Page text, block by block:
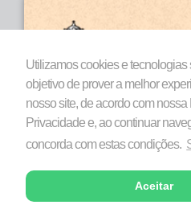
Utilizamos cookies e
objetivo de prover a melhor
nosso site, de acordo com nossa
Privacidade e, ao continuar
concorda com estas condições.
Aceitar
Todos os direitos reservados
Copyright © 2026 .